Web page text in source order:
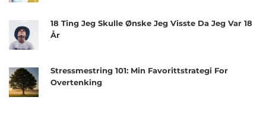
18 Ting Jeg Skulle Ønske Jeg Visste Da Jeg Var 18
År
Stressmestring 101: Min Favorittstrategi For
Overtenking